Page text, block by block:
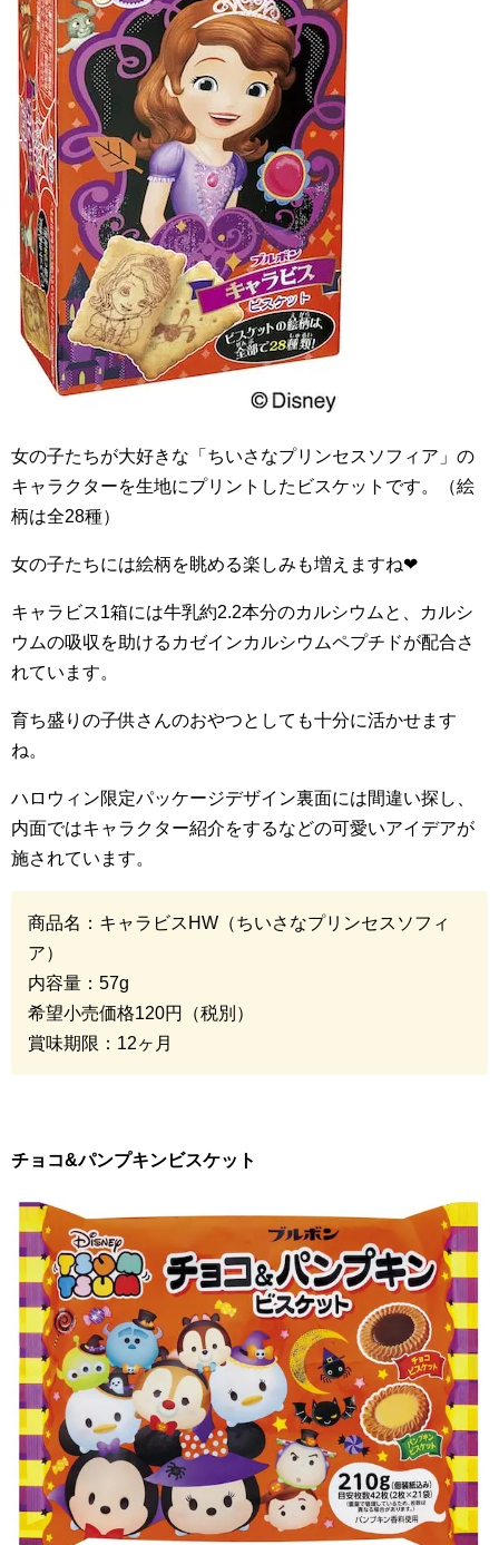
女の子たちが大好きな「ちいさなプリンセスソフィア」の
キャラクターを生地にプリントしたビスケットです。（絵
柄は全28種）
女の子たちには絵柄を眺める楽しみも増えますね❤︎
キャラビス1箱には牛乳約2.2本分のカルシウムと、カルシ
ウムの吸収を助けるカゼインカルシウムペプチドが配合さ
れています。
育ち盛りの子供さんのおやつとしても十分に活かせます
ね。
ハロウィン限定パッケージデザイン裏面には間違い探し、
内面ではキャラクター紹介をするなどの可愛いアイデアが
施されています。
商品名：キャラビス HW （ちいさなプリンセスソフィ
ア）
内容量： 57g
希望小売価格120円（税別）
賞味期限： 12ヶ月
チョコ&パンプキンビスケット